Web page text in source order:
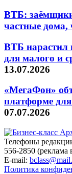
ВТБ:
частные дома,
ВТБ нарастил
для малого и
13.07.2026
«МегаФон»
платформе
07.07.2026
Телефоны
556-2850 (реклама
E-mail:
Политика